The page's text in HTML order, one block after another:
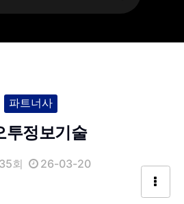
파트너사
투정보기술
회 26-03-20